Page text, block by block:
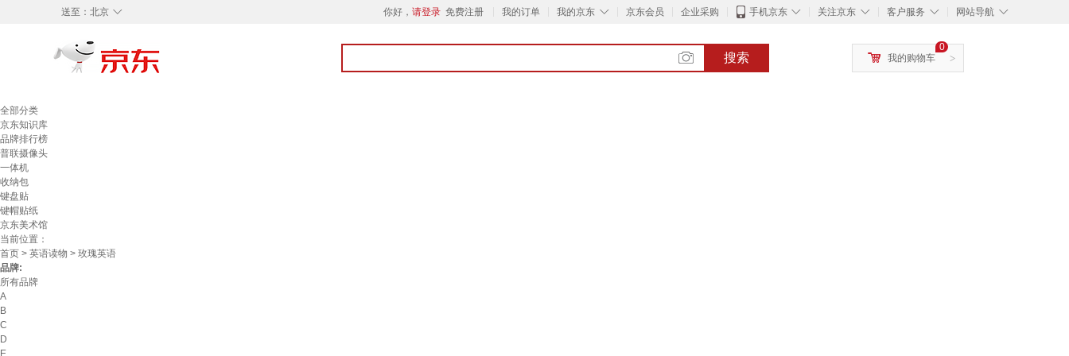
◇
送至： 北京 你好， 请登录 免费注册 我的订单 ◇
我的京东 京东会员 企业采购 ◇
手机京东 ◇
关注京东 ◇
客户服务 ◇
网站导航
搜索 >
0
我的购物车
全部分类
京东知识库
品牌排行榜
普联摄像头
一体机
收纳包
键盘贴
键帽贴纸
京东美术馆
当前位置：
首页 > 英语读物 > 玫瑰英语
品牌:
所有品牌
A
B
C
D
E